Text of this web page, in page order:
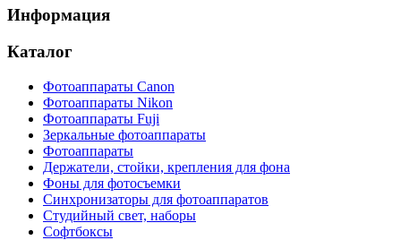
Информация
Каталог
Фотоаппараты Canon
Фотоаппараты Nikon
Фотоаппараты Fuji
Зеркальные фотоаппараты
Фотоаппараты
Держатели, стойки, крепления для фона
Фоны для фотосъемки
Синхронизаторы для фотоаппаратов
Студийный свет, наборы
Софтбоксы